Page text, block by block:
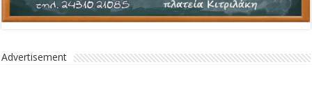
Advertisement